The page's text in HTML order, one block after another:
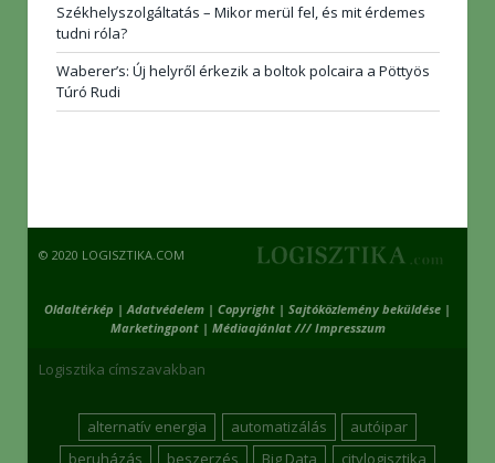
Székhelyszolgáltatás – Mikor merül fel, és mit érdemes
tudni róla?
Waberer’s: Új helyről érkezik a boltok polcaira a Pöttyös
Túró Rudi
© 2020 LOGISZTIKA.COM
Oldaltérkép | Adatvédelem | Copyright | Sajtóközlemény beküldése |
Marketingpont| Médiaajánlat /// Impresszum
Logisztika címszavakban
alternatív energia automatizálás
autóipar
beruházás
beszerzés Big Data
citylogisztika